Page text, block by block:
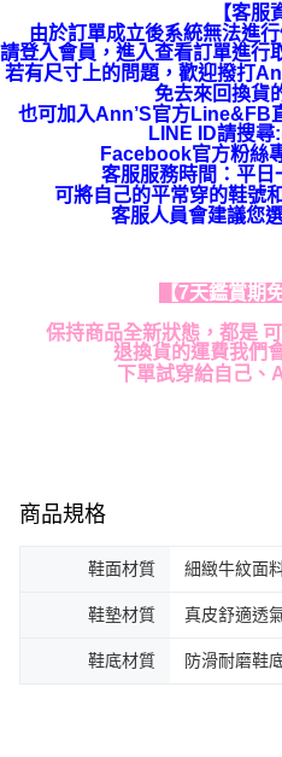
【客服
由於訂單成立後系統無法進
請登入會員，進入查看訂單進行
若有尺寸上的問題，歡迎撥打
免去來回換貨
也可加入Ann’S官方Line&FB
LINE ID請搜
Facebook官方粉絲
客服服務時間：平
可將自己的平常穿的鞋號
客服人員會建議您
【7天鑑賞期
保持商品全新狀態，都是
退換貨的運費我們
下單試穿給自己、
商品規格
鞋面材質 細緻牛紋面
鞋墊材質 真皮舒適透
鞋底材質 防滑耐磨鞋